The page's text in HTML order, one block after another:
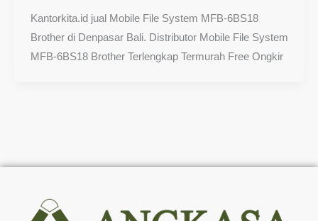
Kantorkita.id jual Mobile File System MFB-6BS18
Brother di Denpasar Bali. Distributor Mobile File System
MFB-6BS18 Brother Terlengkap Termurah Free Ongkir